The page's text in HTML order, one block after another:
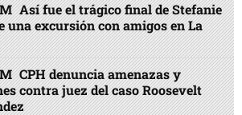
Así fue el trágico final de Stefanie
una excursión con amigos en La
CPH denuncia amenazas y
contra juez del caso Roosevelt